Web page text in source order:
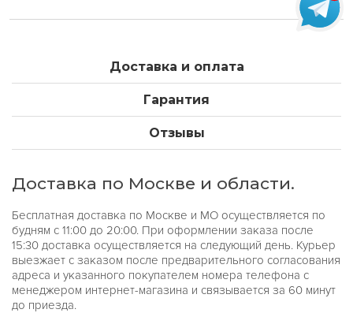
Доставка и оплата
Гарантия
Отзывы
Доставка по Москве и области.
Бесплатная доставка по Москве и МО осуществляется по
будням с 11:00 до 20:00. При оформлении заказа после
15:30 доставка осуществляется на следующий день. Курьер
выезжает с заказом после предварительного согласования
адреса и указанного покупателем номера телефона с
менеджером интернет-магазина и связывается за 60 минут
до приезда.